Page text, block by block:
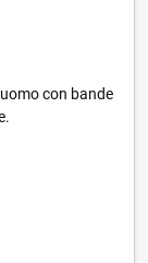
con bande